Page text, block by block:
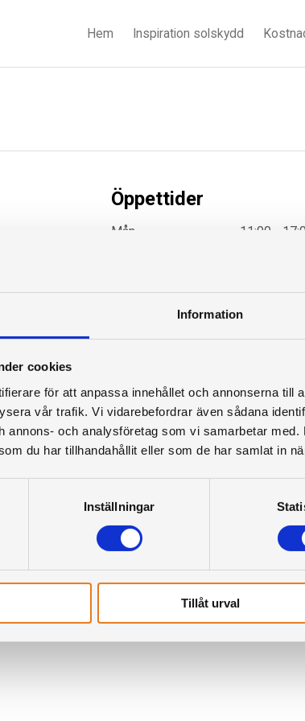
Information
cookies
för att anpassa innehållet och annonserna till
vår trafik. Vi vidarebefordrar även sådana
annons- och analysföretag som vi samarbetar
du har tillhandahållit eller som de har samlat in
Inställningar
Tillåt urval
Hem Inspiration solskydd
Öppettider
Mån
11:00 -
fre
09:00 -